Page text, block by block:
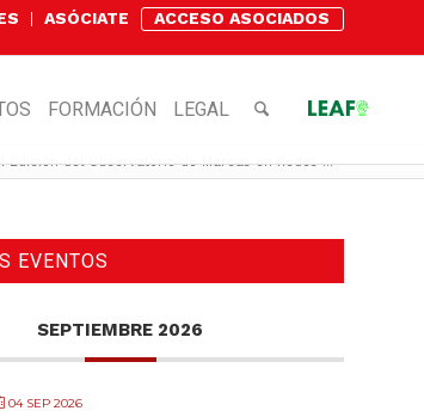
ASÓCIATE
ACCESO ASOCIADOS
FORMACIÓN LEGAL
Edición del Observatorio de Marcas en Redes ...
EVENTOS
SEPTIEMBRE 2026
04 SEP 2026